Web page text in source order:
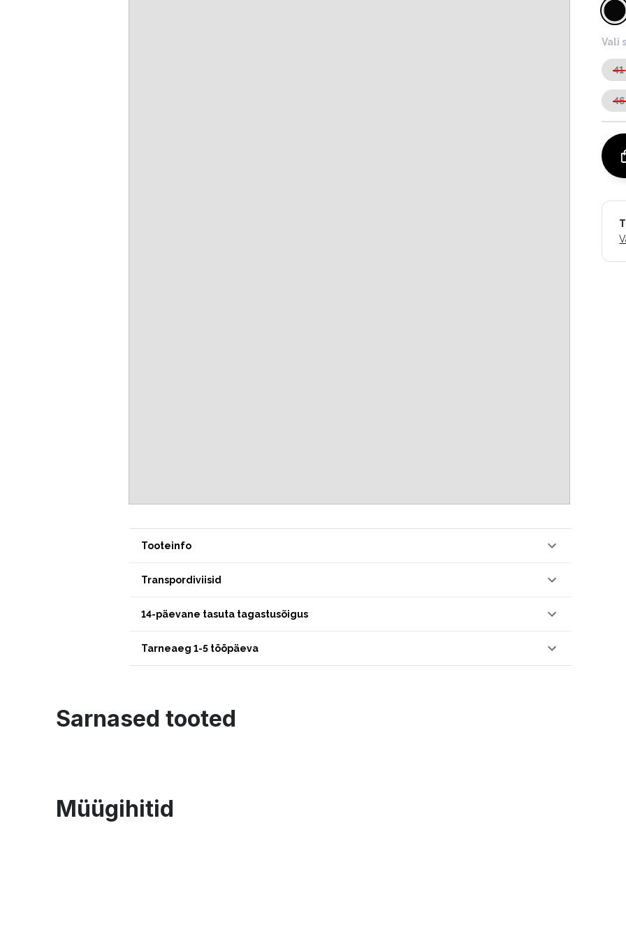
Tooteinfo
Transpordiviisid
14-päevane tasuta tagastusõigus
Tarneaeg 1-5 tööpäeva
Vali
41
46
Sarnased tooted
Müügihitid